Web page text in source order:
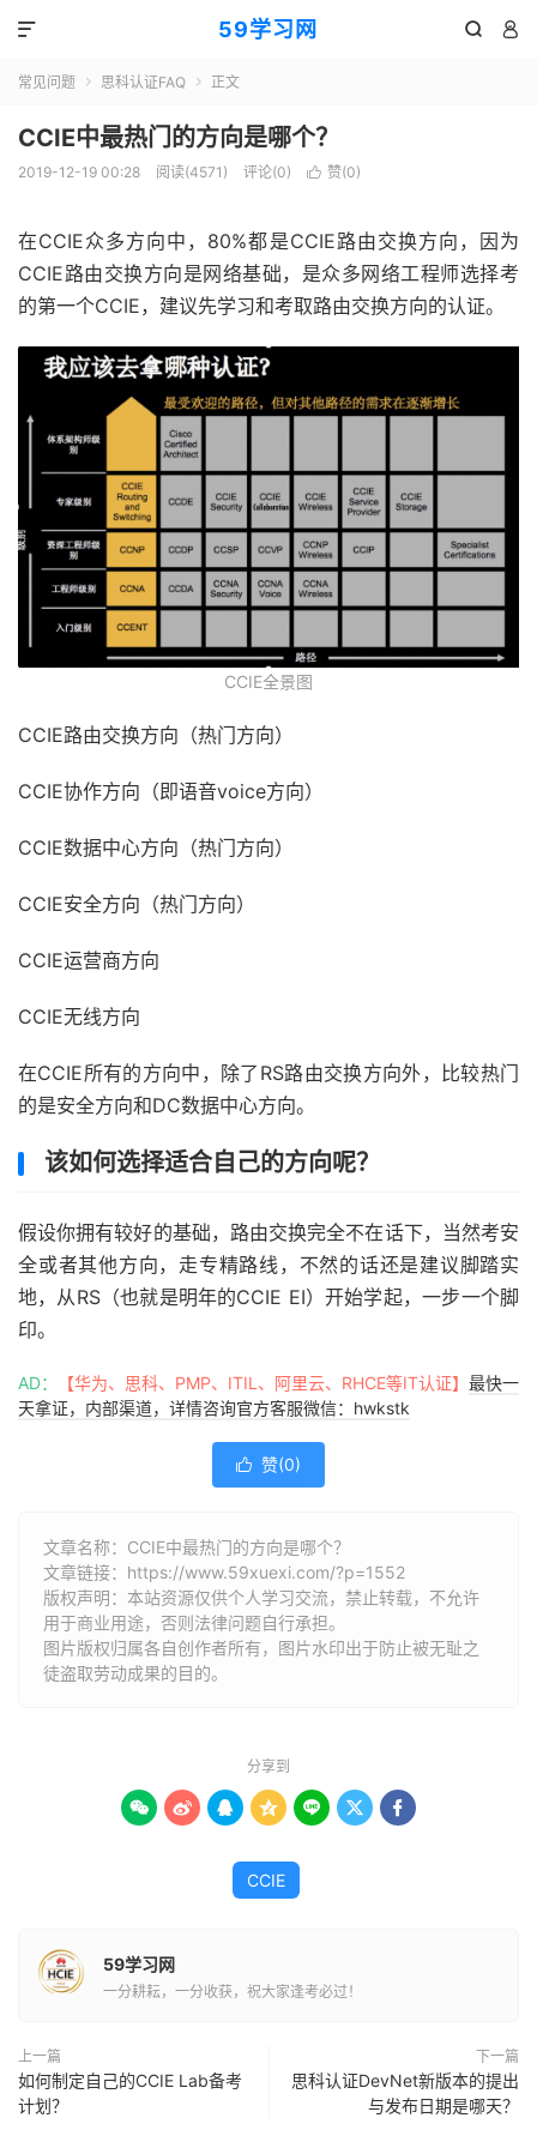
59学习网  

常见问题  思科认证FAQ  正文
CCIE中最热门的方向是哪个？
2019-12-19 00:28 阅读(4571) 评论(0)  赞(0)
在CCIE众多方向中，80%都是CCIE路由交换方向，因为
CCIE路由交换方向是网络基础，是众多网络工程师选择考
的第一个CCIE，建议先学习和考取路由交换方向的认证。
CCIE全景图
CCIE路由交换方向（热门方向）
CCIE协作方向（即语音voice方向）
CCIE数据中心方向（热门方向）
CCIE安全方向（热门方向）
CCIE运营商方向
CCIE无线方向
在CCIE所有的方向中，除了RS路由交换方向外，比较热门
的是安全方向和DC数据中心方向。
该如何选择适合自己的方向呢？
假设你拥有较好的基础，路由交换完全不在话下，当然考安
全或者其他方向，走专精路线，不然的话还是建议脚踏实
地，从RS（也就是明年的CCIE EI）开始学起，一步一个脚
印。
AD： 【华为、思科、PMP、ITIL、阿里云、RHCE等IT认证】 最快一
天拿证，内部渠道，详情咨询官方客服微信：hwkstk
 赞(0)
文章名称：CCIE中最热门的方向是哪个？
文章链接： https://www.59xuexi.com/?p=1552
版权声明：本站资源仅供个人学习交流，禁止转载，不允许
用于商业用途，否则法律问题自行承担。
图片版权归属各自创作者所有，图片水印出于防止被无耻之
徒盗取劳动成果的目的。
分享到
      
CCIE
59学习网
一分耕耘，一分收获，祝大家逢考必过！
上一篇
如何制定自己的CCIE Lab备考
计划？
下一篇
思科认证DevNet新版本的提出
与发布日期是哪天？